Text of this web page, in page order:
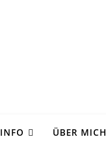
INFO ÜBER MICH